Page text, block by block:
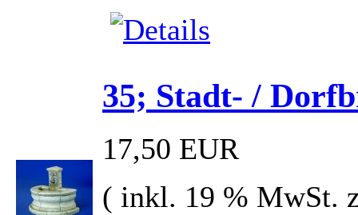
35; Stadt- /
17,50 EUR
( inkl. 19 % MwSt.